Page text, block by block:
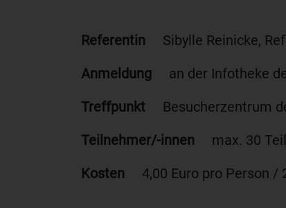
Referentin Sibylle Reinicke,
Anmeldung an der Infotheke
Treffpunkt Besucherzentrum
Teilnehmer/-innen max. 30
Kosten 4,00 Euro pro Person /